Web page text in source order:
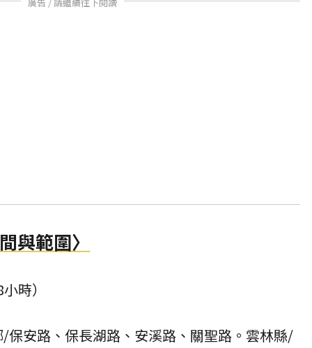
與範圍〉
時）
保安路、保長湖路、安溪路、關聖路。雲林縣/